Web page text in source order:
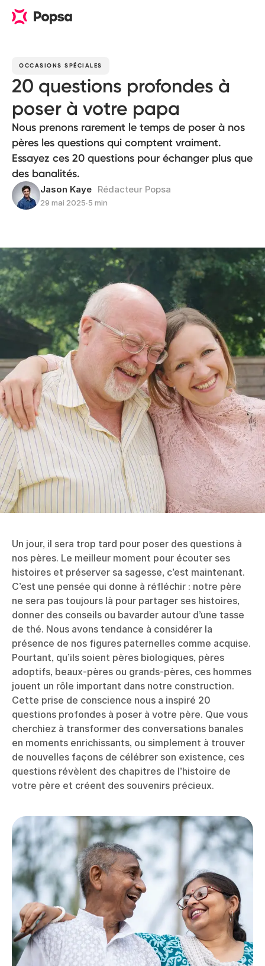
OCCASIONS SPÉCIALES
20 questions profondes à
poser à votre papa
Nous prenons rarement le temps de poser à nos
pères les questions qui comptent vraiment.
Essayez ces 20 questions pour échanger plus que
des banalités.
Jason Kaye Rédacteur Popsa
29 mai 2025∙5 min
Un jour, il sera trop tard pour poser des questions à
nos pères. Le meilleur moment pour écouter ses
histoires et préserver sa sagesse, c’est maintenant.
C’est une pensée qui donne à réfléchir : notre père
ne sera pas toujours là pour partager ses histoires,
donner des conseils ou bavarder autour d’une tasse
de thé. Nous avons tendance à considérer la
présence de nos figures paternelles comme acquise.
Pourtant, qu’ils soient pères biologiques, pères
adoptifs, beaux-pères ou grands-pères, ces hommes
jouent un rôle important dans notre construction.
Cette prise de conscience nous a inspiré 20
questions profondes à poser à votre père. Que vous
cherchiez à transformer des conversations banales
en moments enrichissants, ou simplement à trouver
de nouvelles façons de célébrer son existence, ces
questions révèlent des chapitres de l’histoire de
votre père et créent des souvenirs précieux.